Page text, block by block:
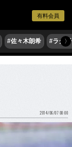
有料会員
#佐々木朗希 #ラグ〉
2014/06/07 08:00